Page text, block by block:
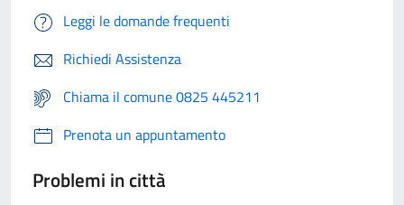
Leggi le domande frequenti
Richiedi Assistenza
Chiama il comune 0825 445211
Prenota un appuntamento
Problemi in città